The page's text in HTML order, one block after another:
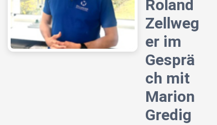
Roland
Zellweg
er im
Gesprä
ch mit
Marion
Gredig